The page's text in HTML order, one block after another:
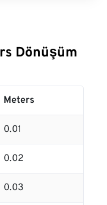
Dönüşüm
Meters
0.01
0.02
0.03